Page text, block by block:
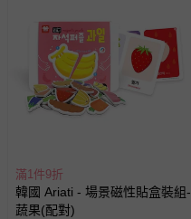
滿1件9折
韓國 Ariati - 場景磁性貼盒裝組-
蔬果(配對)